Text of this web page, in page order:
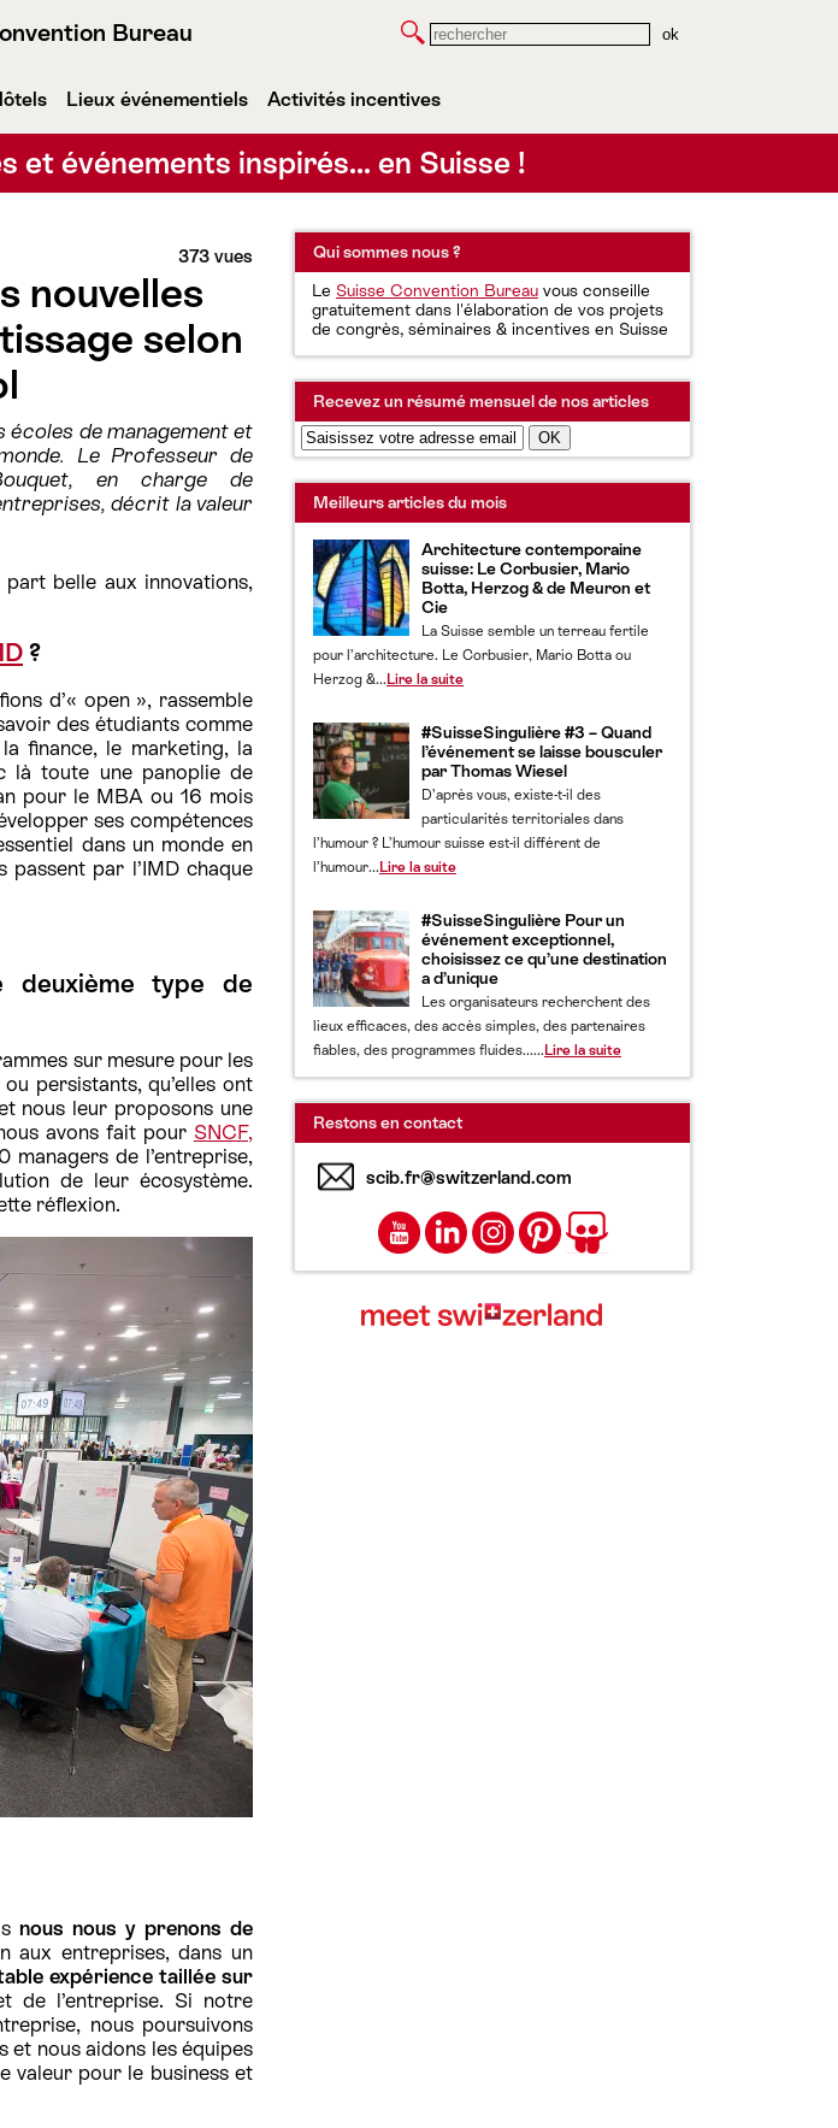
Bureau Rechercher
Lieux événementiels Activités incentives
et événements inspirés… en Suisse !
373 vues
nouvelles
selon
écoles de management et
Le Professeur de
en charge de
décrit la valeur
belle aux innovations,
?
d’« open », rassemble
des étudiants comme
finance, le marketing, la
là toute une panoplie de
pour le MBA ou 16 mois
ses compétences
dans un monde en
par l’IMD chaque
deuxième type de
sur mesure pour les
persistants, qu’elles ont
nous leur proposons une
avons fait pour SNCF,
managers de l’entreprise,
de leur écosystème.
réflexion.
nous nous y prenons de
aux entreprises, dans un
expérience taillée sur
de l’entreprise. Si notre
nous poursuivons
et nous aidons les équipes
valeur pour le business et
Qui sommes nous ?
Le Suisse Convention Bureau vous conseille
gratuitement dans l'élaboration de vos projets
de congrès, séminaires & incentives en Suisse
Recevez un résumé mensuel de nos articles
Meilleurs articles du mois
Architecture contemporaine
suisse: Le Corbusier, Mario
Botta, Herzog & de Meuron et
Cie
La Suisse semble un terreau fertile
pour l’architecture. Le Corbusier, Mario Botta ou
Herzog &... Lire la suite
#SuisseSingulière #3 – Quand
l’événement se laisse bousculer
par Thomas Wiesel
D’après vous, existe-t-il des
particularités territoriales dans
l’humour ? L’humour suisse est-il différent de
l’humour... Lire la suite
#SuisseSingulière Pour un
événement exceptionnel,
choisissez ce qu’une destination
a d’unique
Les organisateurs recherchent des
lieux efficaces, des accès simples, des partenaires
fiables, des programmes fluides...... Lire la suite
Restons en contact
scib.fr@switzerland.com